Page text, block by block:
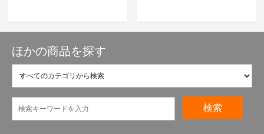
ほかの商品を探す
検索